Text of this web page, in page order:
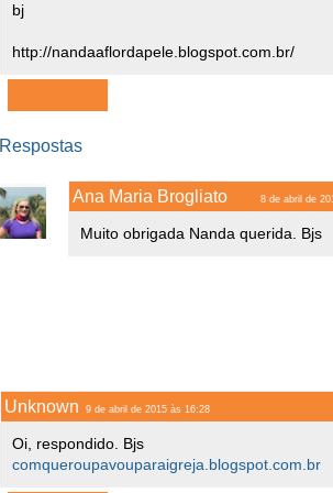
bj
http://nandaaflordapele.blogspot.com.br/
Respostas
Ana Maria Brogliato 8 de abril de
Muito obrigada Nanda querida. Bjs
Unknown 9 de abril de 2015 às 16:28
Oi, respondido. Bjs
comqueroupavouparaigreja.blogspot.com.br